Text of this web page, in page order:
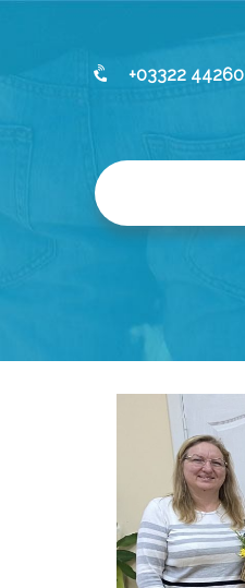
+03322 44260